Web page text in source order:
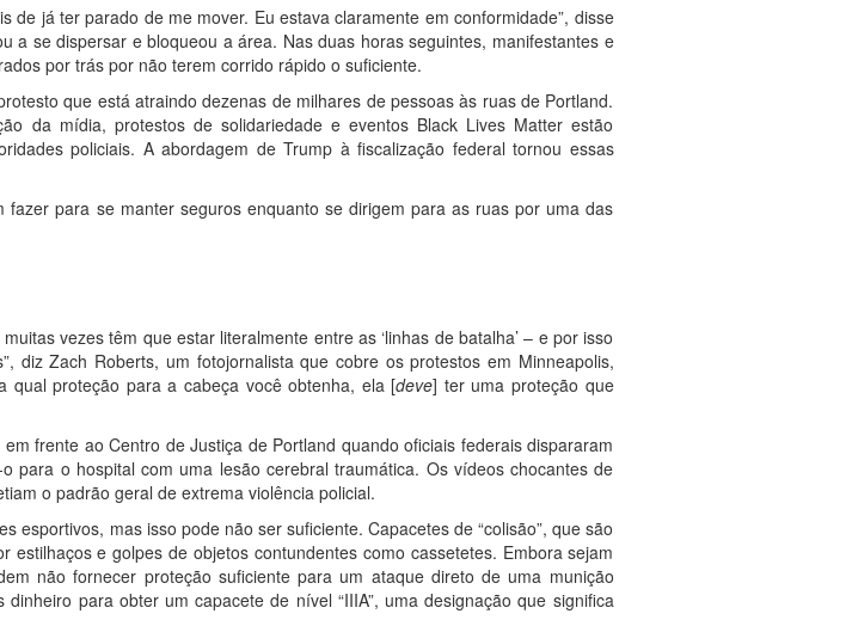
de já ter parado de me mover. Eu estava claramente em conformidade”, disse
a se dispersar e bloqueou a área. Nas duas horas seguintes, manifestantes e
por trás por não terem corrido rápido o suficiente.
que está atraindo dezenas de milhares de pessoas às ruas de Portland.
da mídia, protestos de solidariedade e eventos Black Lives Matter estão
policiais. A abordagem de Trump à fiscalização federal tornou essas
para se manter seguros enquanto se dirigem para as ruas por uma das
vezes têm que estar literalmente entre as ‘linhas de batalha’ – e por isso
diz Zach Roberts, um fotojornalista que cobre os protestos em Minneapolis,
qual proteção para a cabeça você obtenha, ela [deve] ter uma proteção que
frente ao Centro de Justiça de Portland quando oficiais federais dispararam
para o hospital com uma lesão cerebral traumática. Os vídeos chocantes de
o padrão geral de extrema violência policial.
esportivos, mas isso pode não ser suficiente. Capacetes de “colisão”, que são
e golpes de objetos contundentes como cassetetes. Embora sejam
não fornecer proteção suficiente para um ataque direto de uma munição
para obter um capacete de nível “IIIA”, uma designação que significa